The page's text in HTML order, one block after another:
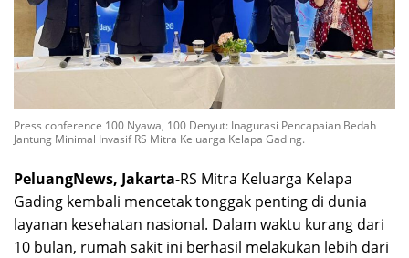
Press conference 100 Nyawa, 100 Denyut: Inagurasi Pencapaian Bedah
Jantung Minimal Invasif RS Mitra Keluarga Kelapa Gading.
PeluangNews, Jakarta-RS Mitra Keluarga Kelapa
Gading kembali mencetak tonggak penting di dunia
layanan kesehatan nasional. Dalam waktu kurang dari
10 bulan, rumah sakit ini berhasil melakukan lebih dari